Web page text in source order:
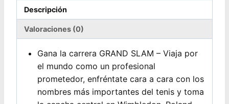
Descripción
Valoraciones (0)
Gana la carrera GRAND SLAM – Viaja por
el mundo como un profesional
prometedor, enfréntate cara a cara con los
nombres más importantes del tenis y toma